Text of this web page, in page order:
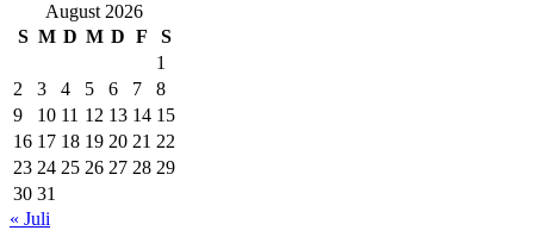
August 2026
S M D M D F
S
1
2
3 4 5 6 7
8
9
10 11 12 13 14 15
16 17 18 19 20 21 22
23 24 25 26 27 28 29
30 31
« Juli